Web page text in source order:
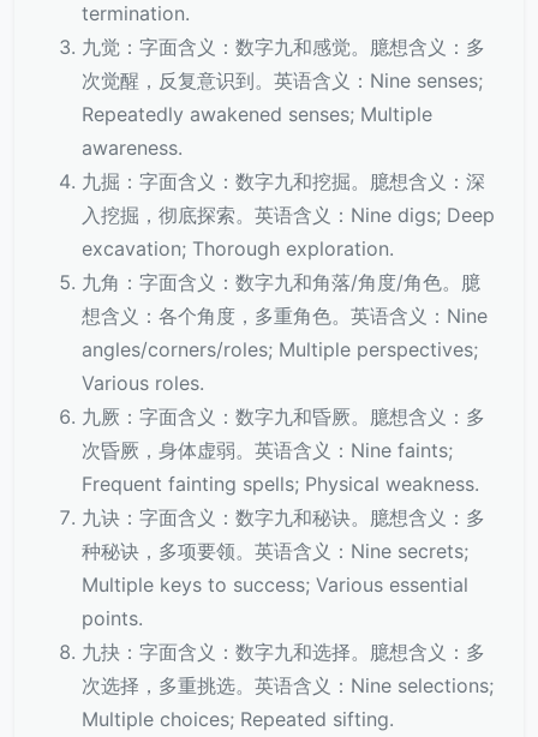
termination.
九觉：字面含义：数字九和感觉。臆想含义：多
次觉醒，反复意识到。英语含义：Nine senses;
Repeatedly awakened senses; Multiple
awareness.
九掘：字面含义：数字九和挖掘。臆想含义：深
入挖掘，彻底探索。英语含义：Nine digs; Deep
excavation; Thorough exploration.
九角：字面含义：数字九和角落/角度/角色。臆
想含义：各个角度，多重角色。英语含义：Nine
angles/corners/roles; Multiple perspectives;
Various roles.
九厥：字面含义：数字九和昏厥。臆想含义：多
次昏厥，身体虚弱。英语含义：Nine faints;
Frequent fainting spells; Physical weakness.
九诀：字面含义：数字九和秘诀。臆想含义：多
种秘诀，多项要领。英语含义：Nine secrets;
Multiple keys to success; Various essential
points.
九抉：字面含义：数字九和选择。臆想含义：多
次选择，多重挑选。英语含义：Nine selections;
Multiple choices; Repeated sifting.